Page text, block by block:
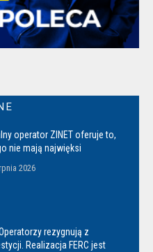
operator ZINET oferuje to,
nie mają najwięksi
2026
rezygnują z
Realizacja FERC jest